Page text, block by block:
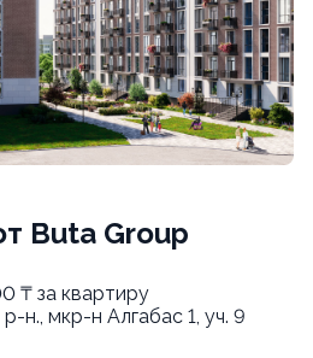
Buta Group
₸ за квартиру
н., мкр-н Алгабас 1, уч. 9